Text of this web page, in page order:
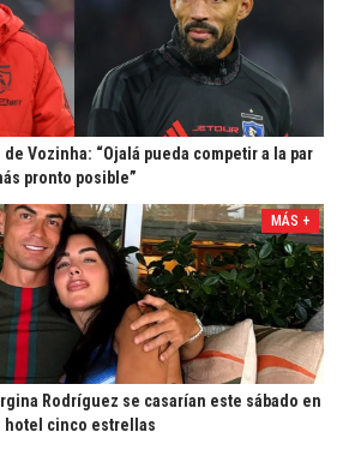
Vozinha: “Ojalá pueda competir a la par
pronto posible”
MÁS +
Rodríguez se casarían este sábado en
hotel cinco estrellas